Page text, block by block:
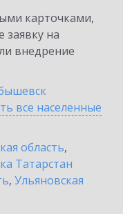
карточками,
заявку на
внедрение
все населенные
область,
Татарстан
, Ульяновская